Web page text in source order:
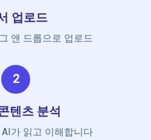
업로드
앤 드롭으로 업로드
2
텐츠 분석
가 읽고 이해합니다